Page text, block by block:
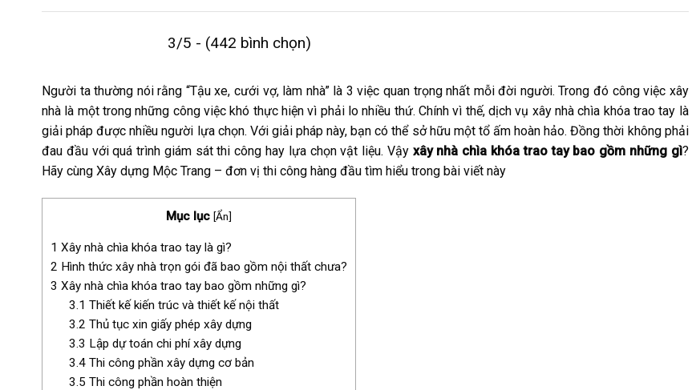
3/5 - (442 bình chọn)
Người ta thường nói rằng “Tậu xe, cưới vợ, làm nhà” là 3 việc quan trọng nhất mỗi đời người. Trong đó công việc xây
nhà là một trong những công việc khó thực hiện vì phải lo nhiều thứ. Chính vì thế, dịch vụ xây nhà chìa khóa trao tay là
giải pháp được nhiều người lựa chọn. Với giải pháp này, bạn có thể sở hữu một tổ ấm hoàn hảo. Đồng thời không phải
đau đầu với quá trình giám sát thi công hay lựa chọn vật liệu. Vậy xây nhà chìa khóa trao tay bao gồm những gì?
Hãy cùng Xây dựng Mộc Trang – đơn vị thi công hàng đầu tìm hiểu trong bài viết này
Mục lục [Ẩn]
1 Xây nhà chìa khóa trao tay là gì?
2 Hình thức xây nhà trọn gói đã bao gồm nội thất chưa?
3 Xây nhà chìa khóa trao tay bao gồm những gì?
3.1 Thiết kế kiến trúc và thiết kế nội thất
3.2 Thủ tục xin giấy phép xây dựng
3.3 Lập dự toán chi phí xây dựng
3.4Thi công phần xây dựng cơ bản
3.5 Thi công phần hoàn thiện